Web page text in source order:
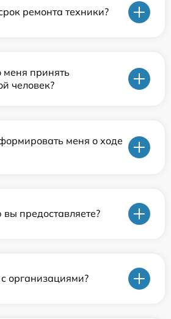
ремонта техники?
меня принять
человек?
меня о ходе
предоставляете?
организациями?